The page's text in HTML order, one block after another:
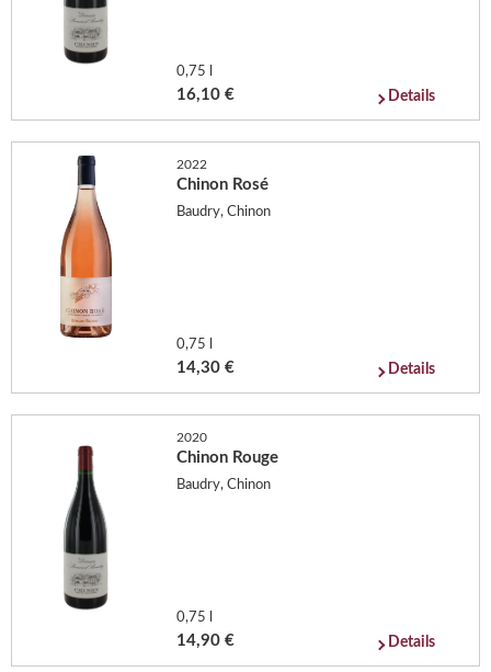
0,75 l
16,10 € Details
2022
Chinon Rosé
Baudry, Chinon
0,75 l
14,30 € Details
2020
Chinon Rouge
Baudry, Chinon
0,75 l
14,90 € Details